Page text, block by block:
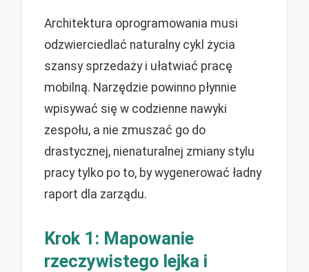
Architektura oprogramowania musi
odzwierciedlać naturalny cykl życia
szansy sprzedaży i ułatwiać pracę
mobilną. Narzędzie powinno płynnie
wpisywać się w codzienne nawyki
zespołu, a nie zmuszać go do
drastycznej, nienaturalnej zmiany stylu
pracy tylko po to, by wygenerować ładny
raport dla zarządu.
Krok 1: Mapowanie
rzeczywistego lejka i